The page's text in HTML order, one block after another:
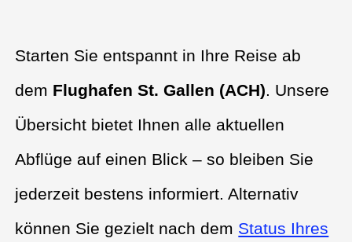
Starten Sie entspannt in Ihre Reise ab
dem Flughafen St. Gallen (ACH). Unsere
Übersicht bietet Ihnen alle aktuellen
Abflüge auf einen Blick – so bleiben Sie
jederzeit bestens informiert. Alternativ
können Sie gezielt nach dem Status Ihres